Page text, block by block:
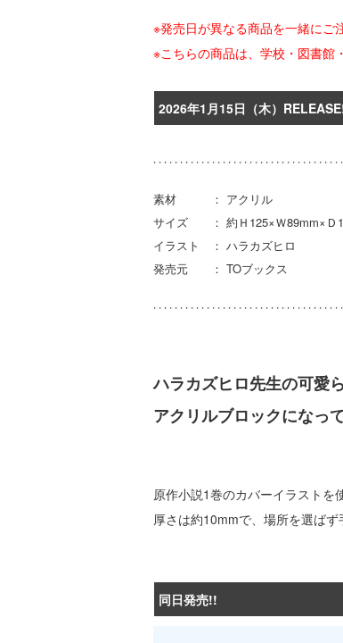
※発売日が異なる商品を一緒にご
※こちらの商品は、学校・図書館
2026年1月15日（木）
素材 ： アクリル
サイズ ： 約Ｈ125×Ｗ89mm×Ｄ
イラスト ： ハラカズヒロ
発売元 ： TOブックス
ハラカズヒロ先生の可愛
アクリルブロックになっ
原作小説1巻のカバーイラストを
厚さは約10mmで、場所を選ば
同日発売!!